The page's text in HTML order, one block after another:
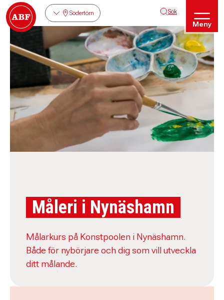
Södertörn Sök
Meny
Måleri i Nynäshamn
Målarkurs på Konstpoolen i Nynäshamn.
Både för nybörjare och dig som vill utveckla
ditt målande.